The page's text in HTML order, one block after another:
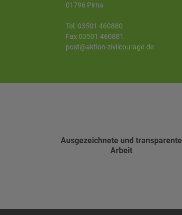
01796 Pirna
Tel. 03501 460880
Fax 03501 460881
post@aktion-zivilcourage.de
Ausgezeichnete und transparente
Arbeit